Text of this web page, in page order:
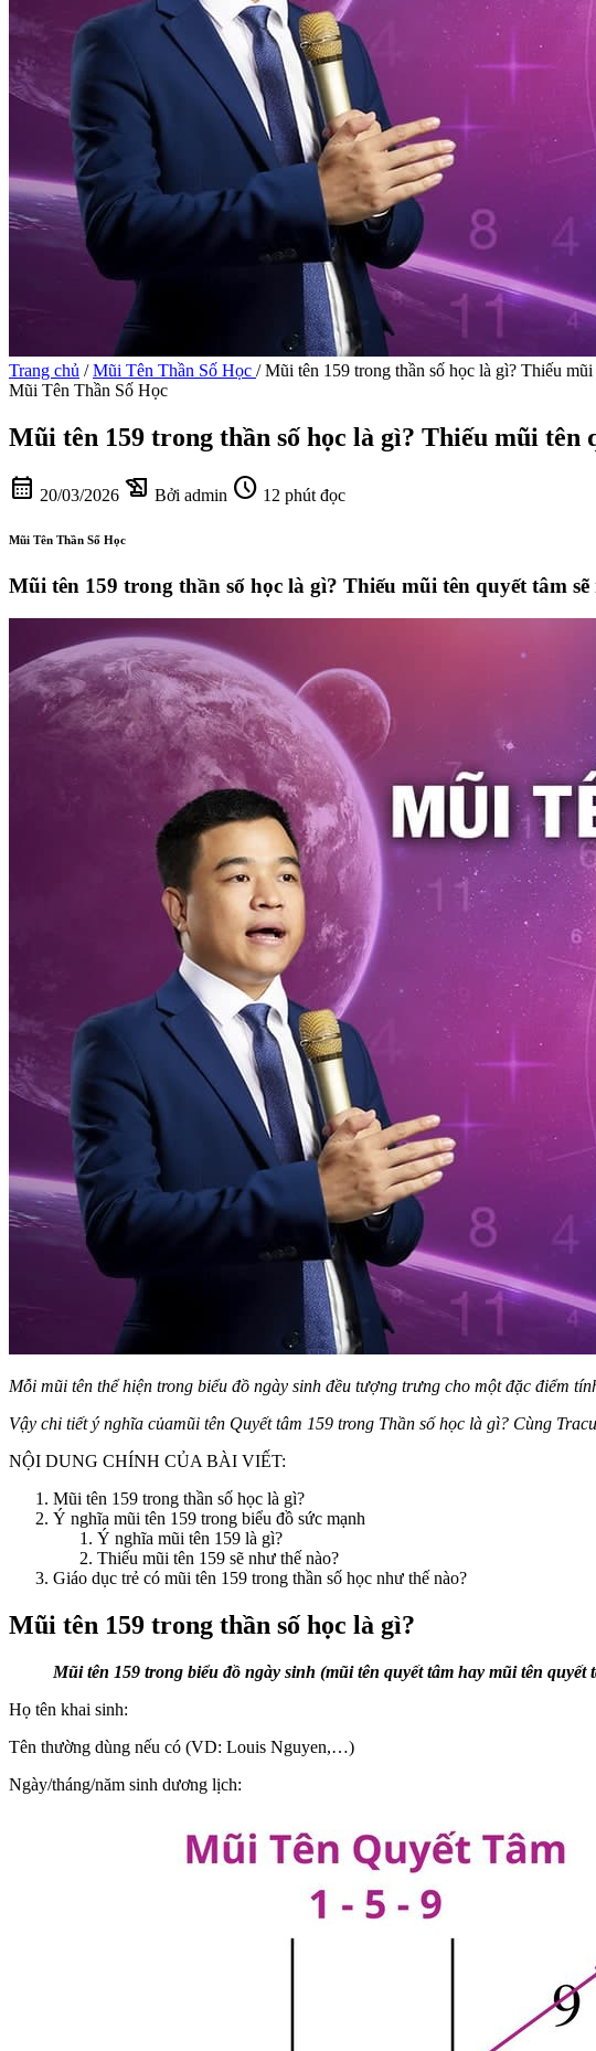
Trang chủ / Mũi Tên Thần Số Học / Mũi tên 159 trong thần số học là gì? Thiếu
Mũi Tên Thần Số Học
Mũi tên 159 trong thần số học là gì? Thiếu mũi tên
calendar_month 20/03/2026 history_edu Bởi admin schedule 12 phút đọc
Mũi Tên Thần Số Học
Mũi tên 159 trong thần số học là gì? Thiếu mũi tên quyết tâm sẽ
Mỗi mũi tên thể hiện trong biểu đồ ngày sinh đều tượng trưng cho một đặc điểm
Vậy chi tiết ý nghĩa củamũi tên Quyết tâm 159 trong Thần số học là gì? Cùng
NỘI DUNG CHÍNH CỦA BÀI VIẾT:
Mũi tên 159 trong thần số học là gì?
Ý nghĩa mũi tên 159 trong biểu đồ sức mạnh
Ý nghĩa mũi tên 159 là gì?
Thiếu mũi tên 159 sẽ như thế nào?
Giáo dục trẻ có mũi tên 159 trong thần số học như thế nào?
Mũi tên 159 trong thần số học là gì?
Mũi tên 159 trong biểu đồ ngày sinh (mũi tên quyết tâm hay mũi tên
Họ tên khai sinh:
Tên thường dùng nếu có (VD: Louis Nguyen,…)
Ngày/tháng/năm sinh dương lịch: